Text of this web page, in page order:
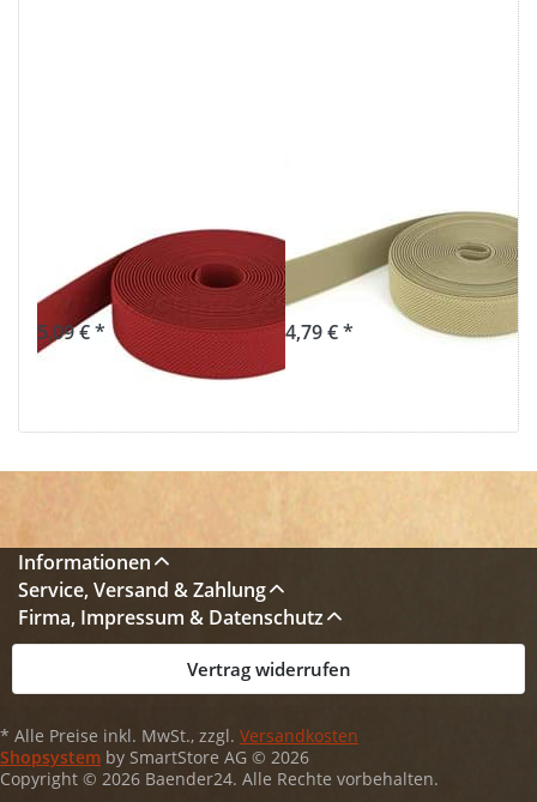
Farbe: rot -
25mm breit
5,09 € *
Gummiband -
Farbe: beige -
25mm breit
4,79 € *
Informationen
Service, Versand & Zahlung
Firma, Impressum & Datenschutz
Vertrag widerrufen
* Alle Preise inkl. MwSt., zzgl. Versandkosten
Shopsystem by SmartStore AG © 2026
Copyright © 2026 Baender24. Alle Rechte vorbehalten.